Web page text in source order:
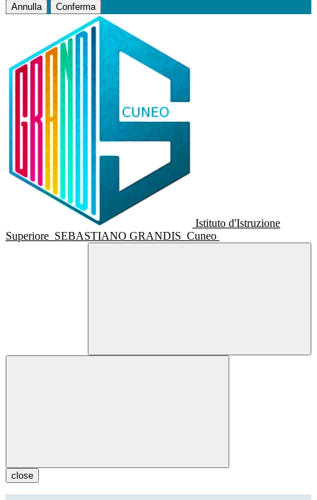
Annulla Conferma
Istituto d'Istruzione
Superiore SEBASTIANO GRANDIS Cuneo
close